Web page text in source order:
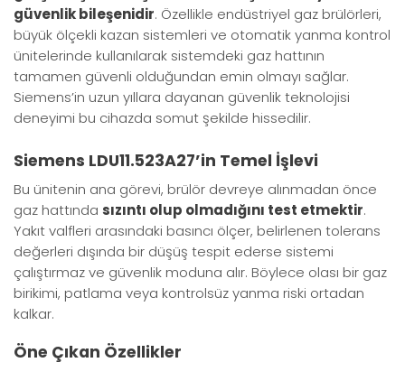
güvenlik bileşenidir. Özellikle endüstriyel gaz brülörleri,
büyük ölçekli kazan sistemleri ve otomatik yanma kontrol
ünitelerinde kullanılarak sistemdeki gaz hattının
tamamen güvenli olduğundan emin olmayı sağlar.
Siemens’in uzun yıllara dayanan güvenlik teknolojisi
deneyimi bu cihazda somut şekilde hissedilir.
Siemens LDU11.523A27’in Temel İşlevi
Bu ünitenin ana görevi, brülör devreye alınmadan önce
gaz hattında sızıntı olup olmadığını test etmektir.
Yakıt valfleri arasındaki basıncı ölçer, belirlenen tolerans
değerleri dışında bir düşüş tespit ederse sistemi
çalıştırmaz ve güvenlik moduna alır. Böylece olası bir gaz
birikimi, patlama veya kontrolsüz yanma riski ortadan
kalkar.
Öne Çıkan Özellikler